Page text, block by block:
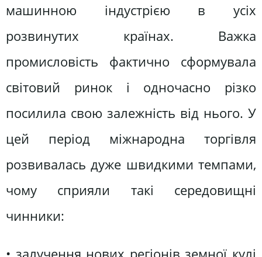
машинною індустрією в усіх
розвинутих країнах. Важка
промисловість фактично сформувала
світовий ринок і одночасно різко
посилила свою залежність від нього. У
цей період міжнародна торгівля
розвивалась дуже швидкими темпами,
чому сприяли такі середовищні
чинники: